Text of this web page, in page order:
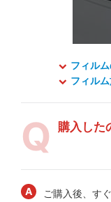
フィル
フィル
購入した
ご購入後、す